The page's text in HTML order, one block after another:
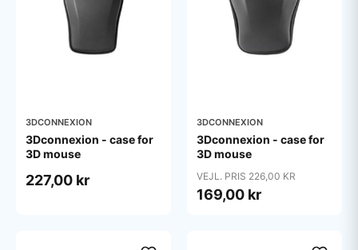
3DCONNEXION
3Dconnexion - case for
3D mouse
227,00 kr
3DCONNEXION
3Dconnexion - case for
3D mouse
VEJL. PRIS 226,00 KR
169,00 kr